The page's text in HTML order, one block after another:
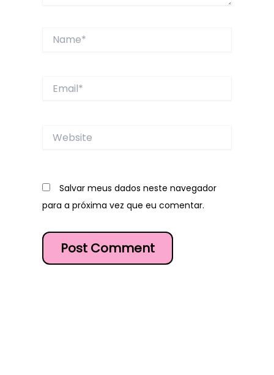
Website
Salvar meus dados neste navegador
para a próxima vez que eu comentar.